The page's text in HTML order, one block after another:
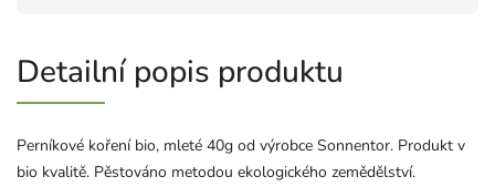
Detailní popis produktu
Perníkové koření bio, mleté 40g od výrobce Sonnentor. Produkt v
bio kvalitě. Pěstováno metodou ekologického zemědělství.